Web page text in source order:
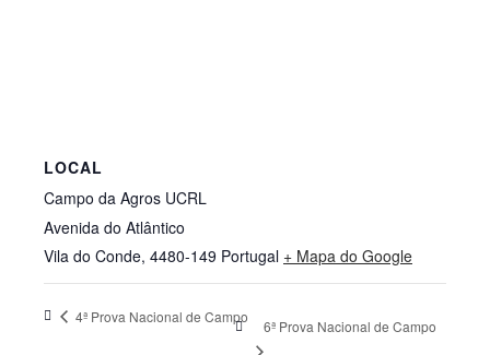
LOCAL
Campo da Agros UCRL
Avenida do Atlântico
Vila do Conde, 4480-149 Portugal + Mapa do Google
4ª Prova Nacional de Campo
6ª Prova Nacional de Campo